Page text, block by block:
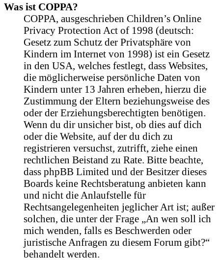
Was ist COPPA?
COPPA, ausgeschrieben Children’s Online
Privacy Protection Act of 1998 (deutsch:
Gesetz zum Schutz der Privatsphäre von
Kindern im Internet von 1998) ist ein Gesetz
in den USA, welches festlegt, dass Websites,
die möglicherweise persönliche Daten von
Kindern unter 13 Jahren erheben, hierzu die
Zustimmung der Eltern beziehungsweise des
oder der Erziehungsberechtigten benötigen.
Wenn du dir unsicher bist, ob dies auf dich
oder die Website, auf der du dich zu
registrieren versuchst, zutrifft, ziehe einen
rechtlichen Beistand zu Rate. Bitte beachte,
dass phpBB Limited und der Besitzer dieses
Boards keine Rechtsberatung anbieten kann
und nicht die Anlaufstelle für
Rechtsangelegenheiten jeglicher Art ist; außer
solchen, die unter der Frage „An wen soll ich
mich wenden, falls es Beschwerden oder
juristische Anfragen zu diesem Forum gibt?“
behandelt werden.